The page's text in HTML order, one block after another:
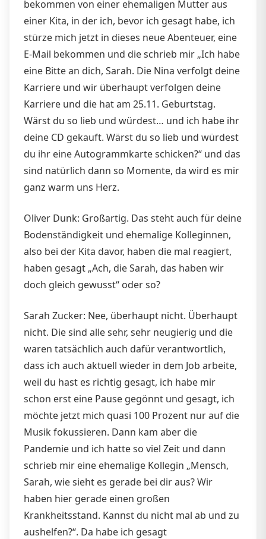
bekommen von einer ehemaligen Mutter aus
einer Kita, in der ich, bevor ich gesagt habe, ich
stürze mich jetzt in dieses neue Abenteuer, eine
E-Mail bekommen und die schrieb mir „Ich habe
eine Bitte an dich, Sarah. Die Nina verfolgt deine
Karriere und wir überhaupt verfolgen deine
Karriere und die hat am 25.11. Geburtstag.
Wärst du so lieb und würdest… und ich habe ihr
deine CD gekauft. Wärst du so lieb und würdest
du ihr eine Autogrammkarte schicken?“ und das
sind natürlich dann so Momente, da wird es mir
ganz warm uns Herz.
Oliver Dunk: Großartig. Das steht auch für deine
Bodenständigkeit und ehemalige Kolleginnen,
also bei der Kita davor, haben die mal reagiert,
haben gesagt „Ach, die Sarah, das haben wir
doch gleich gewusst“ oder so?
Sarah Zucker: Nee, überhaupt nicht. Überhaupt
nicht. Die sind alle sehr, sehr neugierig und die
waren tatsächlich auch dafür verantwortlich,
dass ich auch aktuell wieder in dem Job arbeite,
weil du hast es richtig gesagt, ich habe mir
schon erst eine Pause gegönnt und gesagt, ich
möchte jetzt mich quasi 100 Prozent nur auf die
Musik fokussieren. Dann kam aber die
Pandemie und ich hatte so viel Zeit und dann
schrieb mir eine ehemalige Kollegin „Mensch,
Sarah, wie sieht es gerade bei dir aus? Wir
haben hier gerade einen großen
Krankheitsstand. Kannst du nicht mal ab und zu
aushelfen?“. Da habe ich gesagt